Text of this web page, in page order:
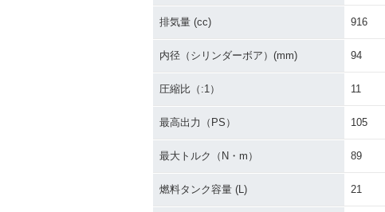
排気量 (cc) 916
内径（シリンダーボア）(mm) 94
圧縮比（:1） 11
最高出力（PS） 105
最大トルク（N・m） 89
燃料タンク容量 (L) 21